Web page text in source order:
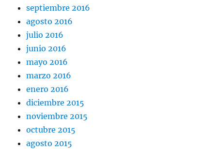
septiembre 2016
agosto 2016
julio 2016
junio 2016
mayo 2016
marzo 2016
enero 2016
diciembre 2015
noviembre 2015
octubre 2015
agosto 2015